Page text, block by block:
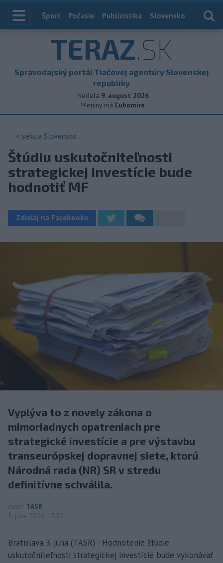
Index
Šport Počasie Publicistika Slovensko
TERAZ.SK
Spravodajský portál Tlačovej agentúry Slovenskej
republiky
Nedela 9. august 2026
Meniny má Ľubomíra
< sekcia Slovensko
Štúdiu uskutočniteľnosti
strategickej investície bude
hodnotiť MF
Zdieľaj na Facebooku
Vyplýva to z novely zákona o
mimoriadnych opatreniach pre
strategické investície a pre výstavbu
transeurópskej dopravnej siete, ktorú
Národná rada (NR) SR v stredu
definitívne schválila.
Autor TASR
3. júna 2026 17:52
Bratislava 3. júna (TASR) - Hodnotenie štúdie
uskutočniteľnosti strategickej investície bude vykonávať